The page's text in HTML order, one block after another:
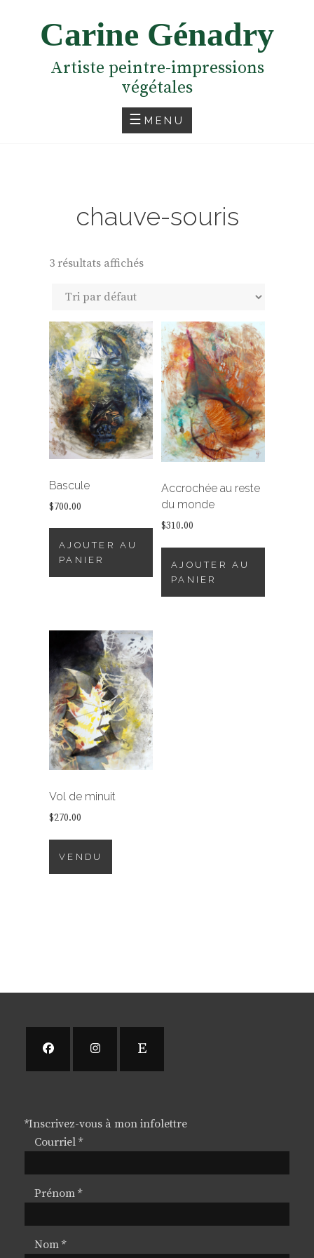
Carine Génadry
Artiste peintre-impressions
végétales
MENU
chauve-souris
3 résultats affichés
Bascule
$700.00
AJOUTER AU
PANIER
Accrochée au reste
du monde
$310.00
AJOUTER AU
PANIER
Vol de minuit
$270.00
VENDU
*Inscrivez-vous à mon infolettre
Courriel *
Prénom *
Nom *